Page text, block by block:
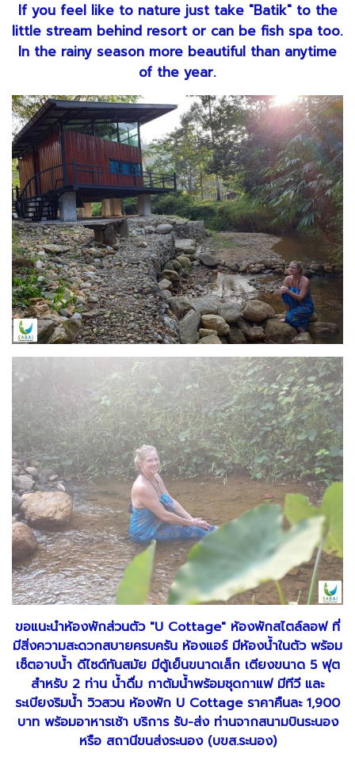
If you feel like to nature just take "Batik" to the
little stream behind resort or can be fish spa too.
In the rainy season more beautiful than anytime
of the year.
ขอแนะนำห้องพักส่วนตัว "U Cottage" ห้องพักสไตล์ลอฟ ที่
มีสิ่งความสะดวกสบายครบครัน ห้องแอร์ มีห้องน้ำในตัว พร้อม
เซ็ตอาบน้ำ ดีไซด์ทันสมัย มีตู้เย็นขนาดเล็ก เตียงขนาด 5 ฟุต
สำหรับ 2 ท่าน น้ำดื่ม กาต้มน้ำพร้อมชุดกาแฟ มีทีวี และ
ระเบียงริมน้ำ วิวสวน ห้องพัก U Cottage ราคาคืนละ 1,900
บาท พร้อมอาหารเช้า บริการ รับ-ส่ง ท่านจากสนามบินระนอง
หรือ สถานีขนส่งระนอง (บขส.ระนอง)